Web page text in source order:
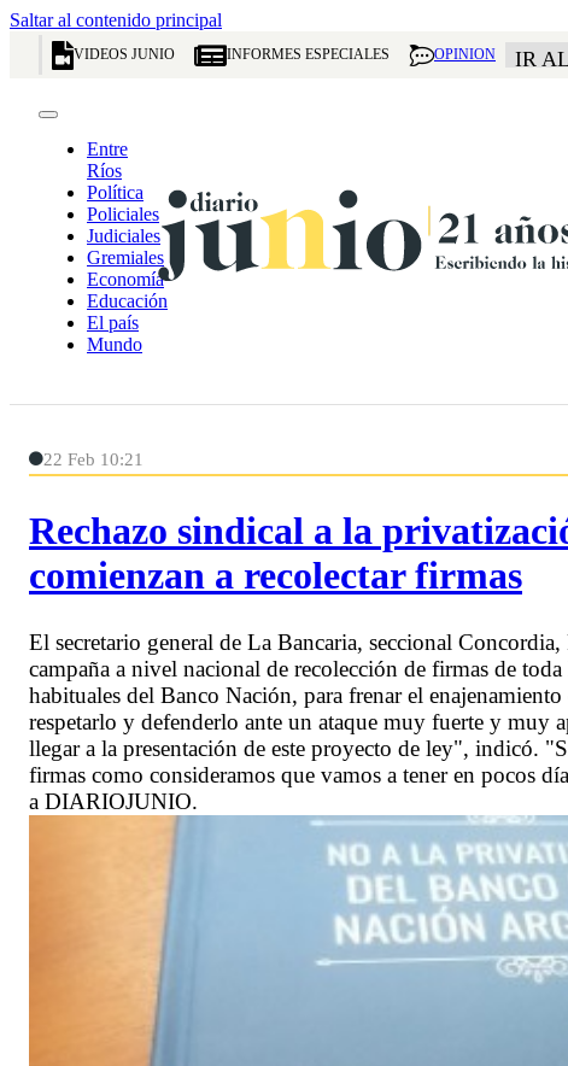
Saltar al contenido principal
VIDEOS JUNIO INFORMES ESPECIALES OPINION IR
Entre
Ríos
Política
Policiales
Judiciales
Gremiales
Economía
Educación
El país
Mundo
22 Feb 10:21
Rechazo sindical a la
comienzan a recolectar firmas
El secretario general de La Bancaria, seccional
campaña a nivel nacional de recolección de firmas de
habituales del Banco Nación, para frenar el
respetarlo y defenderlo ante un ataque muy fuerte y muy
llegar a la presentación de este proyecto de ley", indicó.
firmas como consideramos que vamos a tener en pocos
a DIARIOJUNIO.